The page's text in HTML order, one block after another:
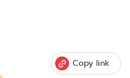
Copy link